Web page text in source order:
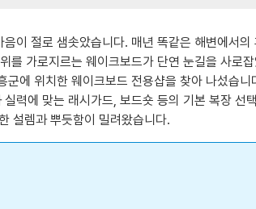
이 절로 샘솟았습니다. 매년 똑같은 해변에서
가로지르는 웨이크보드가 단연 눈길을 사로
에 위치한 웨이크보드 전용샵을 찾아 나섰습
력에 맞는 래시가드, 보드숏 등의 기본 복장 선
설렘과 뿌듯함이 밀려왔습니다.